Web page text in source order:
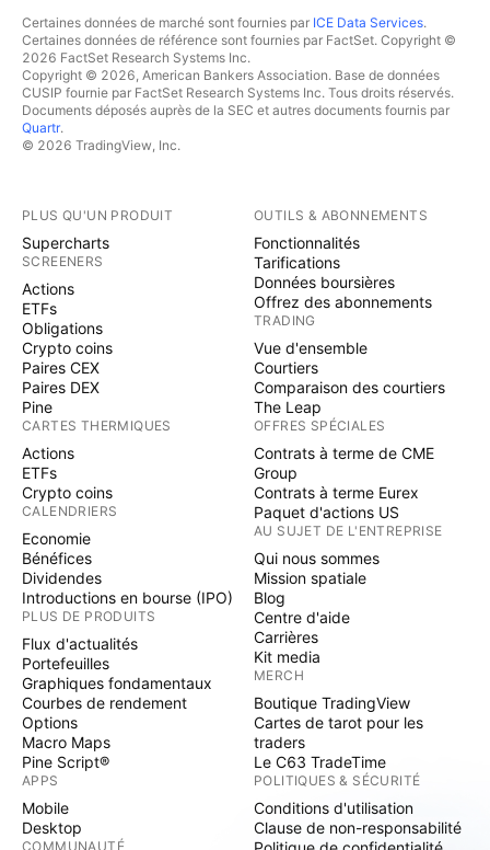
Certaines données de marché sont fournies par ICE Data Services.
Certaines données de référence sont fournies par FactSet. Copyright ©
2026 FactSet Research Systems Inc.
Copyright © 2026, American Bankers Association. Base de données
CUSIP fournie par FactSet Research Systems Inc. Tous droits réservés.
Documents déposés auprès de la SEC et autres documents fournis par
Quartr.
© 2026 TradingView, Inc.
PLUS QU'UN PRODUIT
Supercharts
SCREENERS
Actions
ETFs
Obligations
Crypto coins
Paires CEX
Paires DEX
Pine
CARTES THERMIQUES
Actions
ETFs
Crypto coins
CALENDRIERS
Economie
Bénéfices
Dividendes
Introductions en bourse (IPO)
PLUS DE PRODUITS
Flux d'actualités
Portefeuilles
Graphiques fondamentaux
Courbes de rendement
Options
Macro Maps
Pine Script®
APPS
Mobile
Desktop
COMMUNAUTÉ
OUTILS & ABONNEMENTS
Fonctionnalités
Tarifications
Données boursières
Offrez des abonnements
TRADING
Vue d'ensemble
Courtiers
Comparaison des courtiers
The Leap
OFFRES SPÉCIALES
Contrats à terme de CME
Group
Contrats à terme Eurex
Paquet d'actions US
AU SUJET DE L'ENTREPRISE
Qui nous sommes
Mission spatiale
Blog
Centre d'aide
Carrières
Kit media
MERCH
Boutique TradingView
Cartes de tarot pour les
traders
Le C63 TradeTime
POLITIQUES & SÉCURITÉ
Conditions d'utilisation
Clause de non-responsabilité